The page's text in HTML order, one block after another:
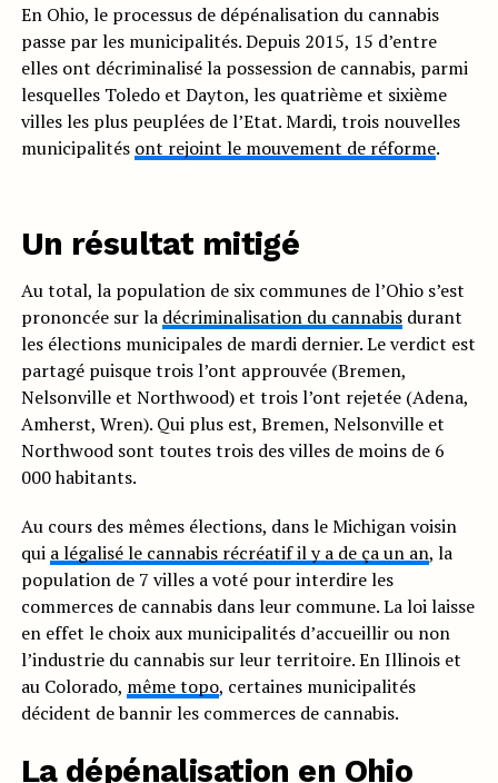
En Ohio, le processus de dépénalisation du cannabis
passe par les municipalités. Depuis 2015, 15 d’entre
elles ont décriminalisé la possession de cannabis, parmi
lesquelles Toledo et Dayton, les quatrième et sixième
villes les plus peuplées de l’Etat. Mardi, trois nouvelles
municipalités ont rejoint le mouvement de réforme.
Un résultat mitigé
Au total, la population de six communes de l’Ohio s’est
prononcée sur la décriminalisation du cannabisdurant
les élections municipales de mardi dernier. Le verdict est
partagé puisque trois l’ont approuvée (Bremen,
Nelsonville et Northwood) et trois l’ont rejetée (Adena,
Amherst, Wren). Qui plus est, Bremen, Nelsonville et
Northwood sont toutes trois des villes de moins de 6
000 habitants.
Au cours des mêmes élections, dans le Michigan voisin
qui a légalisé le cannabis récréatif il y a de ça un an, la
population de 7 villes a voté pour interdire les
commerces de cannabis dans leur commune. La loi laisse
en effet le choix aux municipalités d’accueillir ou non
l’industrie du cannabis sur leur territoire. En Illinois et
au Colorado, même topo, certaines municipalités
décident de bannir les commerces de cannabis.
La dépénalisation en Ohio